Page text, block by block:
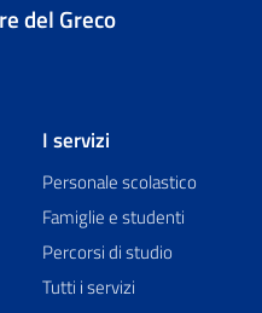
del Greco
I servizi
Personale scolastico
Famiglie e studenti
Percorsi di studio
Tutti i servizi